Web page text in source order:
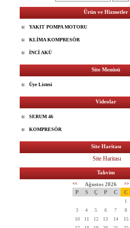
Ürün ve Hizmetler
YAKIT POMPA MOTORU
KLİMA KOMPRESÖR
İNCİ AKÜ
Site Menüsü
Üye Listesi
Videolar
SERUM 46
KOMPRESÖR
Site Haritası
Site Haritası
Takvim
<< Ağustos 2026 >>
P S Ç P C C
1
3
4 5 6 7 8
10
11 12 13 14 15